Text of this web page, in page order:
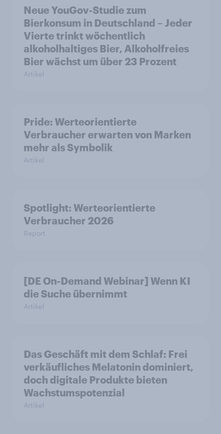
Neue YouGov-Studie zum
Bierkonsum in Deutschland – Jeder
Vierte trinkt wöchentlich
alkoholhaltiges Bier, Alkoholfreies
Bier wächst um über 23 Prozent
Artikel
Pride: Werteorientierte
Verbraucher erwarten von Marken
mehr als Symbolik
Artikel
Spotlight: Werteorientierte
Verbraucher 2026
Report
[DE On-Demand Webinar] Wenn KI
die Suche übernimmt
Artikel
Das Geschäft mit dem Schlaf: Frei
verkäufliches Melatonin dominiert,
doch digitale Produkte bieten
Wachstumspotenzial
Artikel